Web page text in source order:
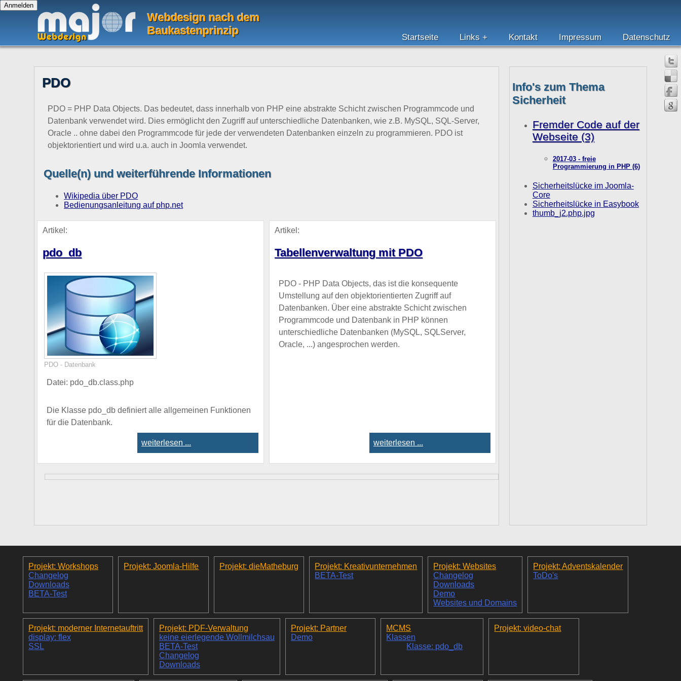
Webdesign nach dem
Baukastenprinzip
Startseite Links Kontakt Impressum Datenschutz
PDO
PDO = PHP Data Objects. Das bedeutet, dass innerhalb von PHP eine abstrakte Schicht zwischen Programmcode und
Datenbank verwendet wird. Dies ermöglicht den Zugriff auf unterschiedliche Datenbanken, wie z.B. MySQL, SQL-Server,
Oracle .. ohne dabei den Programmcode für jede der verwendeten Datenbanken einzeln zu programmieren. PDO ist
objektorientiert und wird u.a. auch in Joomla verwendet.
Quelle(n) und weiterführende Informationen
Wikipedia über PDO
Bedienungsanleitung auf php.net
Artikel:
pdo_db
PDO - Datenbank
Datei: pdo_db.class.php
Die Klasse pdo_db definiert alle allgemeinen Funktionen
für die Datenbank.
weiterlesen ...
Artikel:
Tabellenverwaltung mit PDO
PDO - PHP Data Objects, das ist die konsequente
Umstellung auf den objektorientierten Zugriff auf
Datenbanken. Über eine abstrakte Schicht zwischen
Programmcode und Datenbank in PHP können
unterschiedliche Datenbanken (MySQL, SQLServer,
Oracle, ...) angesprochen werden.
weiterlesen ...
Info's zum Thema
Sicherheit
Fremder Code auf der
Webseite (3)
2017-03 - freie
Programmierung in PHP (6)
Sicherheitslücke im Joomla-
Core
Sicherheitslücke in Easybook
thumb_j2.php.jpg
Projekt: Workshops
Changelog
Downloads
BETA-Test
Projekt: Joomla-Hilfe Projekt: dieMatheburg
Projekt: Kreativunternehmen
BETA-Test
Projekt: Websites
Changelog
Downloads
Demo
Websites und Domains
Projekt: Adventskalender
ToDo's
Projekt: moderner Internetauftritt
display: flex
SSL
Projekt: PDF-Verwaltung
keine eierlegende Wollmilchsau
BETA-Test
Changelog
Downloads
Projekt: Partner
Demo
MCMS
Klassen
Klasse: pdo_db
Projekt: video-chat